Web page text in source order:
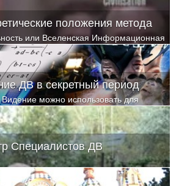
положения метода
или Вселенская Информационная
Матрица
ДВ в секретный период
можно использовать для
Специалистов ДВ